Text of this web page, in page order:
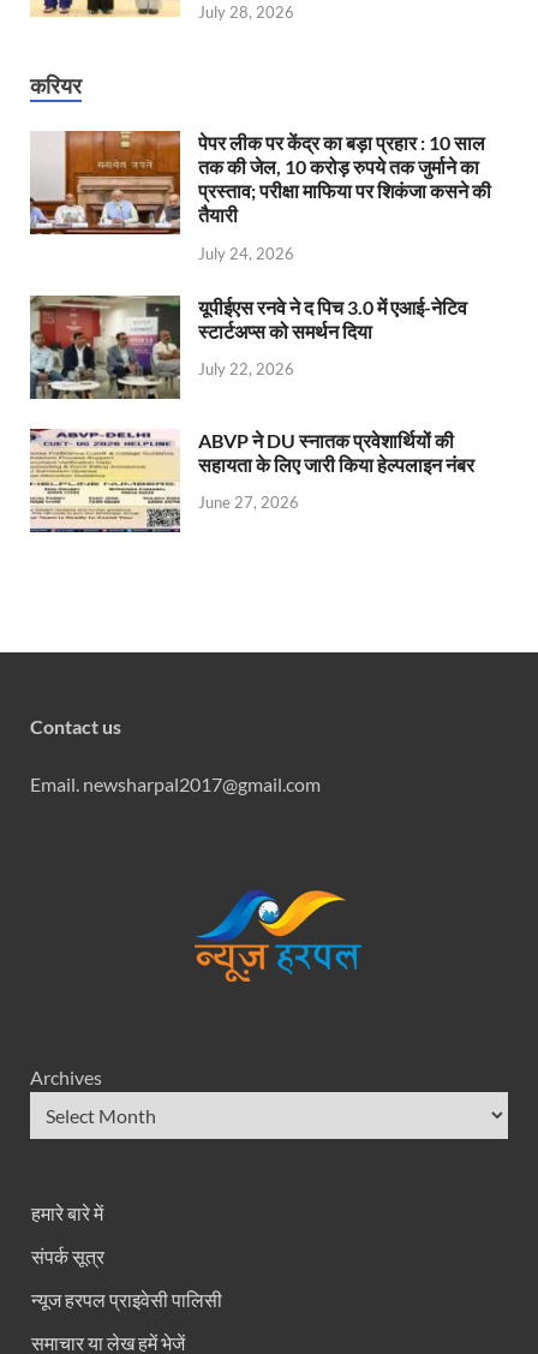
July 28, 2026
करियर
पेपर लीक पर केंद्र का बड़ा प्रहार : 10 साल
तक की जेल, 10 करोड़ रुपये तक जुर्माने का
प्रस्ताव; परीक्षा माफिया पर शिकंजा कसने की
तैयारी
July 24, 2026
यूपीईएस रनवे ने द पिच 3.0 में एआई-नेटिव
स्टार्टअप्स को समर्थन दिया
July 22, 2026
ABVP ने DU स्नातक प्रवेशार्थियों की
सहायता के लिए जारी किया हेल्पलाइन नंबर
June 27, 2026
Contact us
Email. newsharpal2017@gmail.com
Archives
हमारे बारे में
संपर्क सूत्र
न्यूज हरपल प्राइवेसी पालिसी
समाचार या लेख हमें भेजें